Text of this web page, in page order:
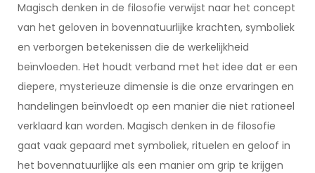
Magisch denken in de filosofie verwijst naar het concept
van het geloven in bovennatuurlijke krachten, symboliek
en verborgen betekenissen die de werkelijkheid
beïnvloeden. Het houdt verband met het idee dat er een
diepere, mysterieuze dimensie is die onze ervaringen en
handelingen beïnvloedt op een manier die niet rationeel
verklaard kan worden. Magisch denken in de filosofie
gaat vaak gepaard met symboliek, rituelen en geloof in
het bovennatuurlijke als een manier om grip te krijgen